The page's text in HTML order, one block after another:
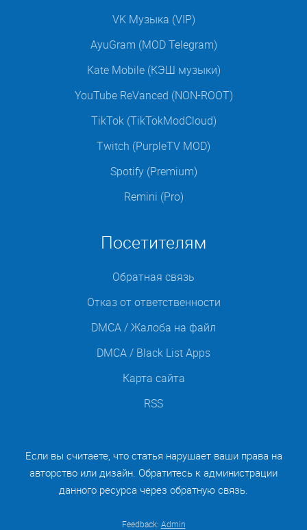
VK Музыка (VIP)
AyuGram (MOD Telegram)
Kate Mobile (КЭШ музыки)
YouTube ReVanced (NON-ROOT)
TikTok (TikTokModCloud)
Twitch (PurpleTV MOD)
Spotify (Premium)
Remini (Pro)
Посетителям
Обратная связь
Отказ от ответственности
DMCA / Жалоба на файл
DMCA / Black List Apps
Карта сайта
RSS
Если вы считаете, что статья нарушает ваши права на
авторство или дизайн. Обратитесь к администрации
данного ресурса через обратную связь.
Feedback: Admin